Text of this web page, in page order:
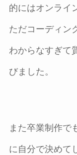
的にはオンライ
ただコーディン
わからなすぎて
びました。
また卒業制作で
に自分で決めて